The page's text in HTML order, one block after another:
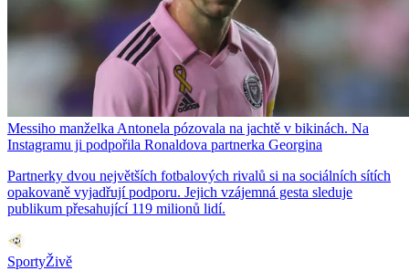
Messiho manželka Antonela pózovala na jachtě v bikinách. Na
Instagramu ji podpořila Ronaldova partnerka Georgina
Partnerky dvou největších fotbalových rivalů si na sociálních sítích
opakovaně vyjadřují podporu. Jejich vzájemná gesta sleduje
publikum přesahující 119 milionů lidí.
SportyŽivě